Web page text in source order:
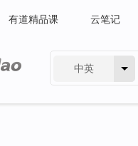
有道精品课 云笔记
中英